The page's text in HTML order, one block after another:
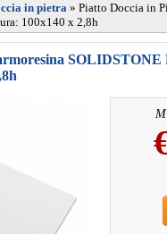
in pietra» Piatto Doccia in
100x140 x 2,8h
SOLIDSTONE